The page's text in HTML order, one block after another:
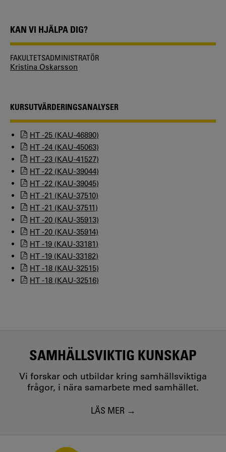
KAN VI HJÄLPA DIG?
FAKULTETSADMINISTRATÖR
Kristina Oskarsson
KURSUTVÄRDERINGSANALYSER
HT -25 (KAU-46890)
HT -24 (KAU-45063)
HT -23 (KAU-41527)
HT -22 (KAU-39044)
HT -22 (KAU-39045)
HT -21 (KAU-37510)
HT -21 (KAU-37511)
HT -20 (KAU-35913)
HT -20 (KAU-35914)
HT -19 (KAU-33181)
HT -19 (KAU-33182)
HT -18 (KAU-32515)
HT -18 (KAU-32516)
SAMHÄLLSVIKTIG KUNSKAP
Vi forskar och utbildar kring samhällsviktiga
frågor, i nära samarbete med samhället.
LÄS MER